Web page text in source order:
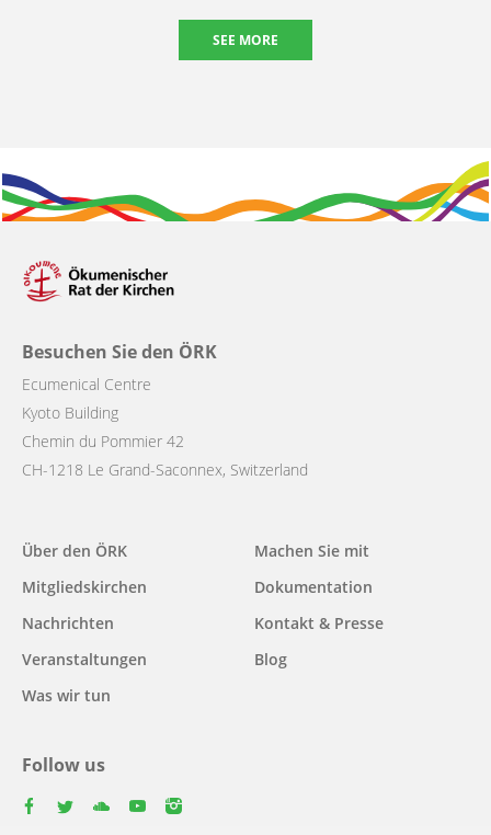
SEE MORE
Besuchen Sie den ÖRK
Ecumenical Centre
Kyoto Building
Chemin du Pommier 42
CH-1218 Le Grand-Saconnex, Switzerland
Main
navigation
Über den ÖRK
Mitgliedskirchen
Nachrichten
Veranstaltungen
Was wir tun
Machen Sie mit
Dokumentation
Kontakt & Presse
Blog
Follow us